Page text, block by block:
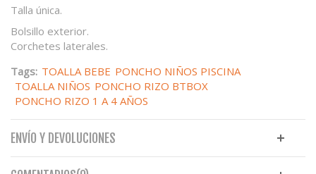
Talla única.
Bolsillo exterior.
Corchetes laterales.
Tags: TOALLA BEBE PONCHO NIÑOS PISCINA
TOALLA NIÑOS PONCHO RIZO BTBOX
PONCHO RIZO 1 A 4 AÑOS
ENVÍO Y DEVOLUCIONES